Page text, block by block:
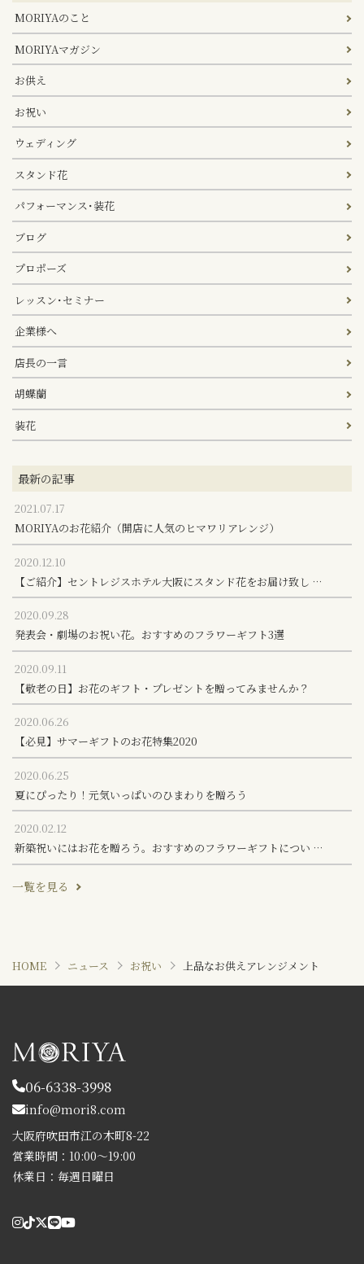
MORIYAのこと
MORIYAマガジン
お供え
お祝い
ウェディング
スタンド花
パフォーマンス･装花
ブログ
プロポーズ
レッスン･セミナー
企業様へ
店長の一言
胡蝶蘭
装花
最新の記事
2021.07.17
MORIYAのお花紹介（開店に人気のヒマワリアレンジ）
2020.12.10
【ご紹介】セントレジスホテル大阪にスタンド花をお届け致し …
2020.09.28
発表会・劇場のお祝い花。おすすめのフラワーギフト3選
2020.09.11
【敬老の日】お花のギフト・プレゼントを贈ってみませんか？
2020.06.26
【必見】サマーギフトのお花特集2020
2020.06.25
夏にぴったり！元気いっぱいのひまわりを贈ろう
2020.02.12
新築祝いにはお花を贈ろう。おすすめのフラワーギフトについ …
一覧を見る
HOME ニュース お祝い 上品なお供えアレンジメント
06-6338-3998
info@mori8.com
大阪府吹田市江の木町8-22
営業時間：10:00～19:00
休業日：毎週日曜日